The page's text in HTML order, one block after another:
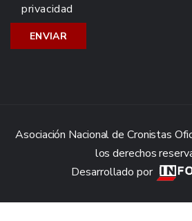
privacidad
Asociación Nacional de Cronistas
los derechos
Desarrollado por